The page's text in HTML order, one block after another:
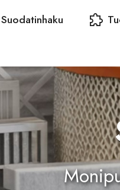
Suodatinhaku